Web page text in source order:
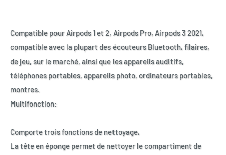
Compatible pour Airpods 1 et 2, Airpods Pro, Airpods 3 2021,
compatible avec la plupart des écouteurs Bluetooth, filaires,
de jeu, sur le marché, ainsi que les appareils auditifs,
téléphones portables, appareils photo, ordinateurs portables,
montres.
Multifonction:
Comporte trois fonctions de nettoyage,
La tête en éponge permet de nettoyer le compartiment de